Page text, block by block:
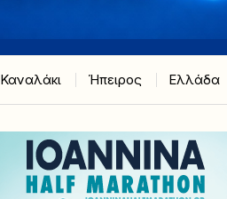
Καναλάκι Ήπειρος Ελλάδα